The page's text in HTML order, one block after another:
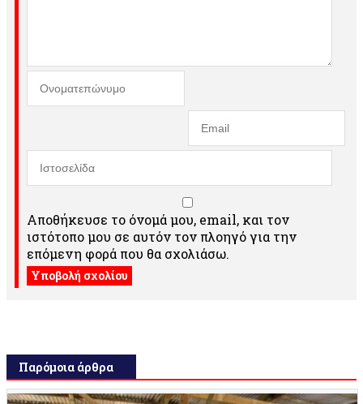
Αποθήκευσε το όνομά μου, email, και τον
ιστότοπο μου σε αυτόν τον πλοηγό για την
επόμενη φορά που θα σχολιάσω.
Παρόμοια άρθρα